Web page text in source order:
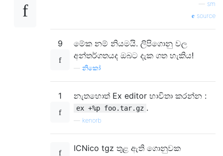
sm
source
9
මේක නම් නියමයි. ලිපිගොනු වල
අන්තර්ගතයද ඔබට දැක ගත හැකිය!
නිකෝ
1 නැතහොත් Ex editor භාවිතා කරන්න :
ex +%p foo.tar.gz .
kenorb
ICNico tgz තුළ ඇති ගොනුවක